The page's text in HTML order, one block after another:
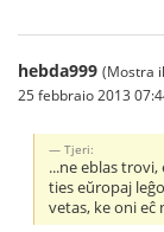
hebda999 (Mostra
25 febbraio 2013
Tjeri:
...ne eblas
ties eŭropaj
vetas, ke oni eĉ